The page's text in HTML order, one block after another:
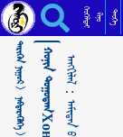
ᠬᠣᠨᠢᠨ ᠲᠣᠭᠣᠳᠠᠭХонин_тоодог ᠠᠮᠢᠲᠠᠨ ᠤ᠋ ᠶᠢᠷᠲᠢᠨᠴᠦ ᠬᠡᠦᠬᠡᠯᠳᠡᠢ ᠺᠢᠨᠣ᠋ ᠲᠡᠦᠬᠡ
ᠲᠡᠷᠢᠭᠦᠨ ᠨᠢᠭᠤᠷ >
ᠨᠡᠪᠲᠡᠷᠡᠭᠦᠯᠭᠡ >
ᠠᠩᠭᠢᠯᠠᠯ：